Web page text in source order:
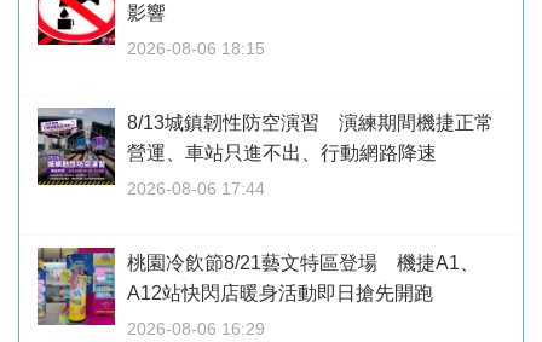
影響
2026-08-06 18:15
8/13城鎮韌性防空演習 演練期間機捷正常
營運、車站只進不出、行動網路降速
2026-08-06 17:44
桃園冷飲節8/21藝文特區登場 機捷A1、
A12站快閃店暖身活動即日搶先開跑
2026-08-06 16:29